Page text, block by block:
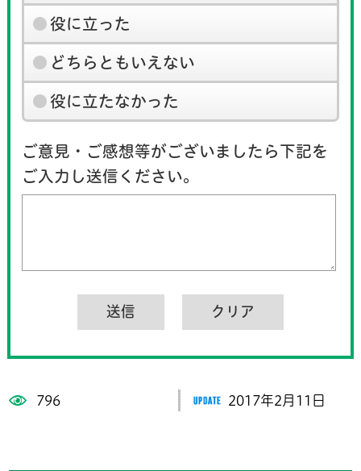
役に立った
どちらともいえない
役に立たなかった
ご意見・ご感想等がございましたら下記を
ご入力し送信ください。
796 2017年2月11日